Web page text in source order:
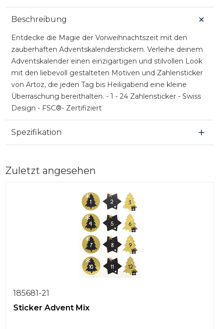
Beschreibung
Entdecke die Magie der Vorweihnachtszeit mit den
zauberhaften Adventskalenderstickern. Verleihe deinem
Adventskalender einen einzigartigen und stilvollen Look
mit den liebevoll gestalteten Motiven und Zahlensticker
von Artoz, die jeden Tag bis Heiligabend eine kleine
Überraschung bereithalten. - 1 - 24 Zahlensticker - Swiss
Design - FSC®- Zertifiziert
Spezifikation
Zuletzt angesehen
185681-21
Sticker Advent Mix